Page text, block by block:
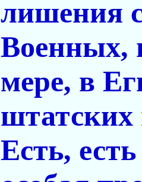
лишения
Военных,
мере, в
Есть,